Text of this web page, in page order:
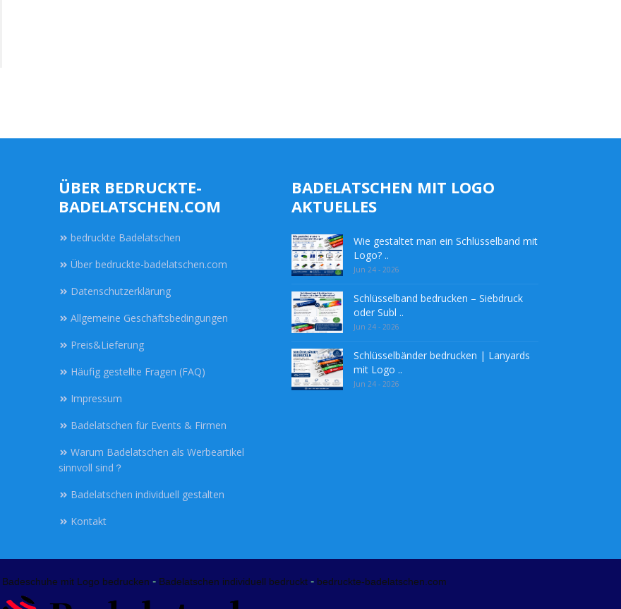
ÜBER BEDRUCKTE-
BADELATSCHEN.COM
bedruckte Badelatschen
Über bedruckte-badelatschen.com
Datenschutzerklärung
Allgemeine Geschäftsbedingungen
Preis&Lieferung
Häufig gestellte Fragen (FAQ)
Impressum
Badelatschen für Events & Firmen
Warum Badelatschen als Werbeartikel
sinnvoll sind？
Badelatschen individuell gestalten
Kontakt
BADELATSCHEN MIT LOGO
AKTUELLES
Wie gestaltet man ein Schlüsselband mit
Logo? ..
Jun 24 - 2026
Schlüsselband bedrucken – Siebdruck
oder Subl ..
Jun 24 - 2026
Schlüsselbänder bedrucken | Lanyards
mit Logo ..
Jun 24 - 2026
Badeschuhe mit Logo bedrucken - Badelatschen individuell bedruckt - bedruckte-badelatschen.com